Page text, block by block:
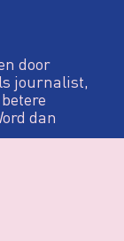
door
journalist,
dan